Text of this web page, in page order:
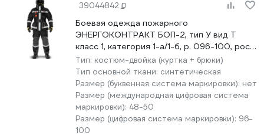
39044842
Боевая одежда пожарного
ЭНЕРГОКОНТРАКТ БОП-2, тип У вид Т
класс 1, категория 1-а/1-б, р. 096-100, рост
194/200, черный 5310000000043
Тип: костюм-двойка (куртка + брюки)
Тип основной ткани: синтетическая
Размер (буквенная система маркировки): нет
Размер (международная цифровая система
маркировки): 48-50
Размер (цифровая система маркировки): 96-
100